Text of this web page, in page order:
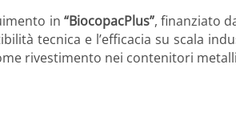
in “BiocopacPlus”, finanziato
tecnica e l’efficacia su scala
rivestimento nei contenitori